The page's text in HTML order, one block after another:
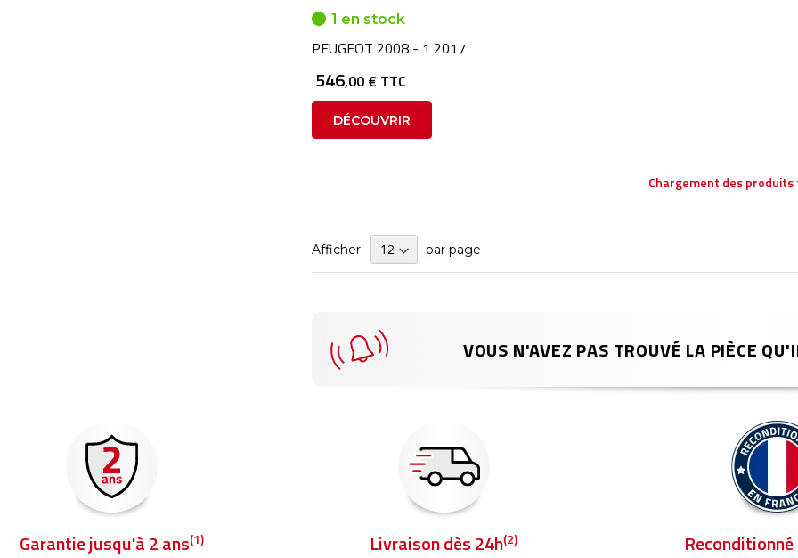
1 en stock
PEUGEOT 2008 - 1 2017
546,00 € TTC
DÉCOUVRIR
Chargement des
Afficher par page
VOUS N'AVEZ PAS TROUVÉ LA PIÈCE
Garantie jusqu'à 2 ans(1) Livraison dès 24h(2) Reconditionné